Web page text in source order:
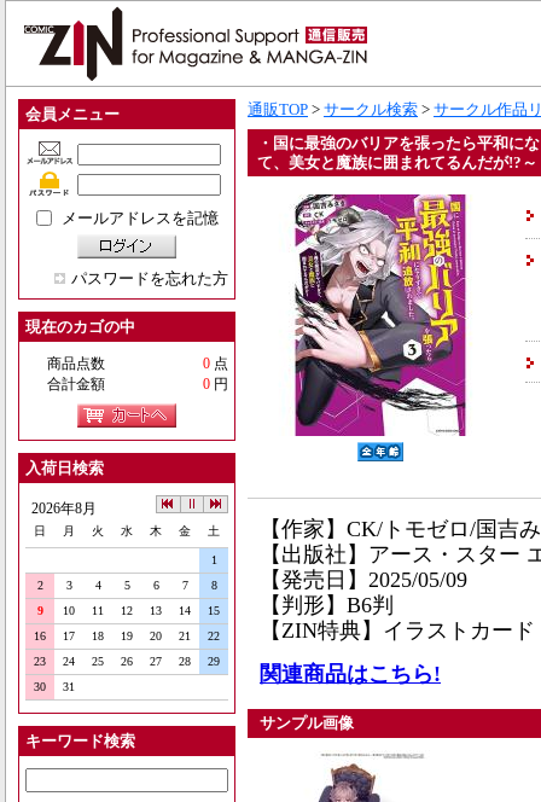
会員メニュー
メールアドレスを記憶
パスワードを忘れた方
現在のカゴの中
商品点数 0 点
合計金額
0 円
入荷日検索
2026年8月
日 月 火 水 木 金 土
1
2
3 4 5 6 7
8
9
10 11 12 13 14
15
16
17 18 19 20 21
22
23
24 25 26 27 28
29
30
31
キーワード検索
通販TOP > サークル検索 > サークル作品
・国に最強のバリアを張ったら平和に
て、美女と魔族に囲まれてるんだが!?～
【作家】CK/トモゼロ/国吉
【出版社】アース・スター
【発売日】2025/05/09
【判形】B6判
【ZIN特典】イラストカード
関連商品はこちら!
サンプル画像